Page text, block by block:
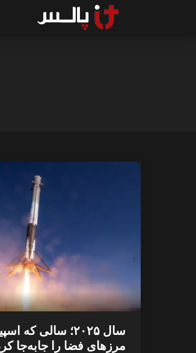
سال ۲۰۲۵؛ سالی
مرزهای فضا را جابه‌جا